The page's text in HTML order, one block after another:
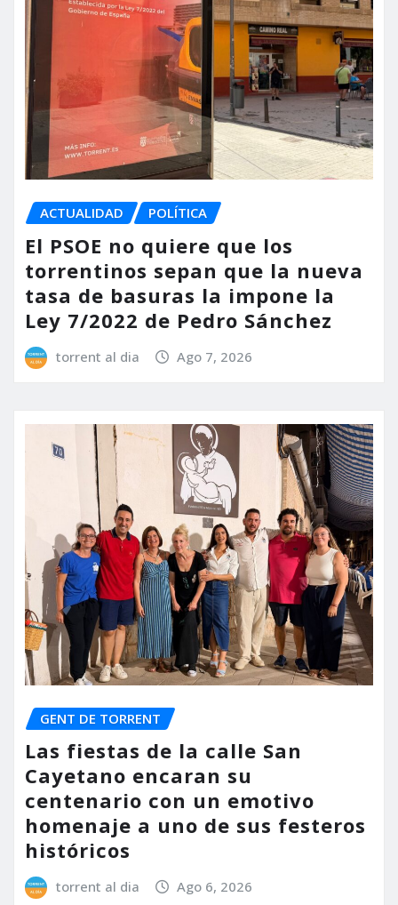
ACTUALIDAD POLÍTICA
El PSOE no quiere que los
torrentinos sepan que la nueva
tasa de basuras la impone la
Ley 7/2022 de Pedro Sánchez
torrent al dia Ago 7, 2026
GENT DE TORRENT
Las fiestas de la calle San
Cayetano encaran su
centenario con un emotivo
homenaje a uno de sus festeros
históricos
torrent al dia Ago 6, 2026